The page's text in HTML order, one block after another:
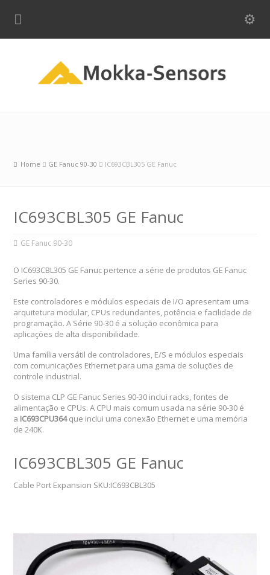
Home GE Fanuc 90-30 IC693CBL305 GE Fanuc
IC693CBL305 GE Fanuc
GE Fanuc 90-30
O IC693CBL305 GE Fanuc pertence a série de produtos GE Fanuc
Series 90-30.
Este controladores e módulos especiais de I/O apresentam uma
arquitetura modular, CPUs redundantes, potência e facilidade de
programação. A Série 90-30 é a solução econômica para
aplicações de alta disponibilidade.
Uma família versátil de controladores, E/S e módulos especiais
com comunicações Ethernet para uma gama de soluções de
controle industrial.
O sistema CLP GE Fanuc Series 90-30 inclui racks, fontes de
alimentação e CPUs. A CPU mais comum usada na série 90-30 é
a IC693CPU364que inclui uma conexão Ethernet e uma memória
de 240K.
IC693CBL305 GE Fanuc
Cable Port Expansion SKU:IC693CBL305